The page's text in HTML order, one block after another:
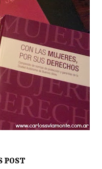
POST